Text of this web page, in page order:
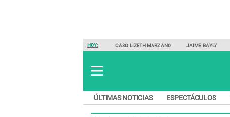
HOY: CASO LIZETH MARZANO JAIME BAYLY
ÚLTIMAS NOTICIAS ESPECTÁCULOS